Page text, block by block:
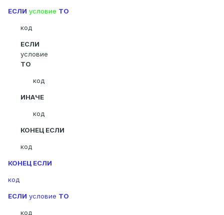
ЕСЛИ условие ТО
код
ЕСЛИ
условие
ТО
код
ИНАЧЕ
код
КОНЕЦ ЕСЛИ
код
КОНЕЦ ЕСЛИ
код
ЕСЛИ условие ТО
код